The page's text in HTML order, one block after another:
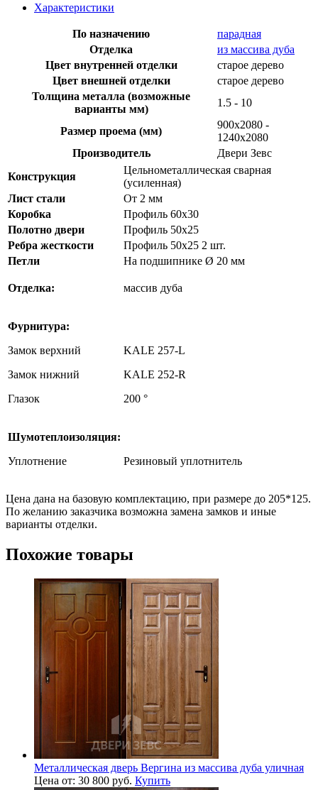
Характеристики
По назначению
парадная
Отделка
из массива дуба
Цвет внутренней отделки
старое дерево
Цвет внешней отделки
старое дерево
Толщина металла (возможные
варианты мм)
1.5 - 10
Размер проема (мм)
900х2080 -
1240х2080
Производитель
Двери Зевс
Конструкция
Цельнометаллическая сварная
(усиленная)
Лист стали
От 2 мм
Коробка
Профиль 60х30
Полотно двери
Профиль 50х25
Ребра жесткости
Профиль 50х25 2 шт.
Петли
На подшипнике Ø 20 мм
Отделка: массив дуба
Фурнитура:
Замок верхний
Замок нижний
Глазок
KALE 257-L
KALE 252-R
200 °
Шумотеплоизоляция:
Уплотнение
Резиновый уплотнитель
Цена дана на базовую комплектацию, при размере до 205*125.
По желанию заказчика возможна замена замков и иные
варианты отделки.
Похожие товары
Металлическая дверь Вергина из массива дуба уличная
Цена от: 30 800 руб. Купить